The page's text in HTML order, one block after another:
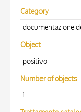
Category
documentazione
Object
positivo
Number of objects
1